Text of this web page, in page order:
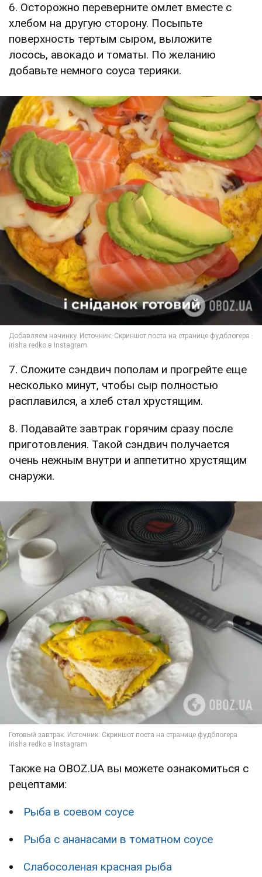
6. Осторожно переверните омлет вместе с
хлебом на другую сторону. Посыпьте
поверхность тертым сыром, выложите
лосось, авокадо и томаты. По желанию
добавьте немного соуса терияки.
7. Сложите сэндвич пополам и прогрейте еще
несколько минут, чтобы сыр полностью
расплавился, а хлеб стал хрустящим.
8. Подавайте завтрак горячим сразу после
приготовления. Такой сэндвич получается
очень нежным внутри и аппетитно хрустящим
снаружи.
Также на OBOZ.UA вы можете ознакомиться с
рецептами:
Рыба в соевом соусе
Рыба с ананасами в томатном соусе
Слабосоленая красная рыба